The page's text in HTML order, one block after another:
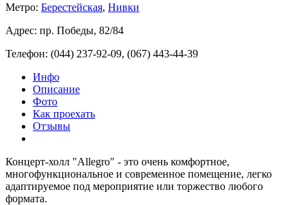
Метро: Берестейская, Нивки
Адрес: пр. Победы, 82/84
Телефон: (044) 237-92-09, (067) 443-44-39
Инфо
Описание
Фото
Как проехать
Отзывы
Концерт-холл "Allegro" - это очень комфортное,
многофункциональное и современное помещение, легко
адаптируемое под мероприятие или торжество любого
формата.